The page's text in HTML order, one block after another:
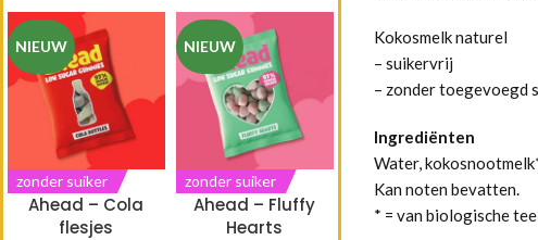
NIEUW
zonder suiker
Ahead – Cola
flesjes
NIEUW
zonder suiker
Ahead – Fluffy
Hearts
Kokosmelk naturel
– suikervrij
– zonder toegevoegd
Ingrediënten
Water,
Kan noten bevatten.
* = van biologische